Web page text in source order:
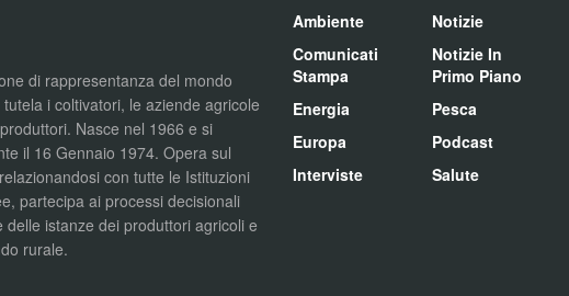
di rappresentanza del mondo
tutela i coltivatori, le aziende agricole
Nasce nel 1966 e si
il 16 Gennaio 1974. Opera sul
con tutte le Istituzioni
partecipa ai processi decisionali
delle istanze dei produttori agricoli e
rurale.
Ambiente
Comunicati
Stampa
Energia
Europa
Interviste
Notizie
Notizie In
Primo Piano
Pesca
Podcast
Salute